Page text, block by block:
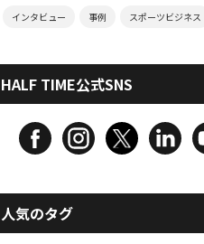
インタビュー 事例 スポーツビジネス
HALF TIME公式SNS
人気のタグ